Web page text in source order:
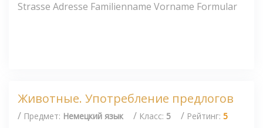
Strasse Adresse Familienname Vorname Formular
Животные. Употребление предлогов
/ Предмет: Немецкий язык / Класс: 5 / Рейтинг: 5